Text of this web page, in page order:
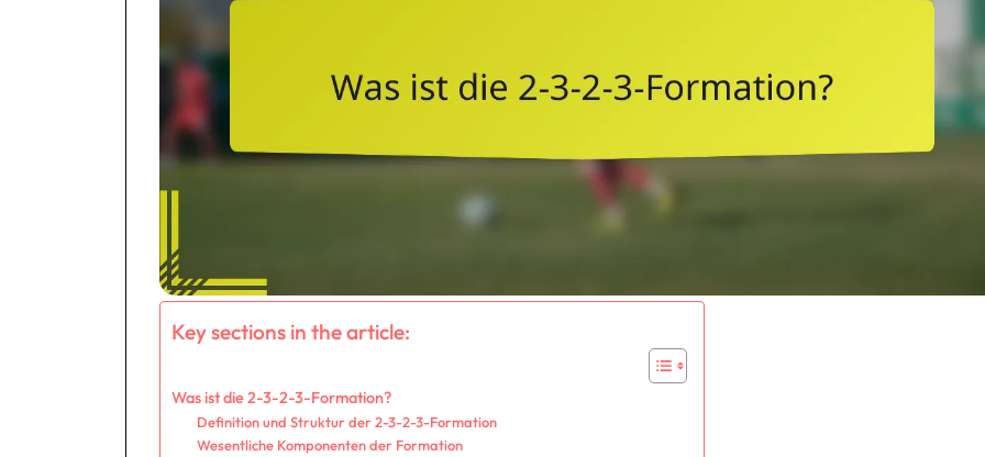
Key sections in the article:
Was ist die 2-3-2-3-Formation?
Definition und Struktur der 2-3-2-3-Formation
Wesentliche Komponenten der Formation